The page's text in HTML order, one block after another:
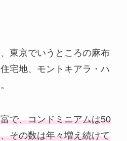
東京でいうところの麻布
宅地、モントキアラ・ハ
で、コンドミニアムは50
その数は年々増え続けて